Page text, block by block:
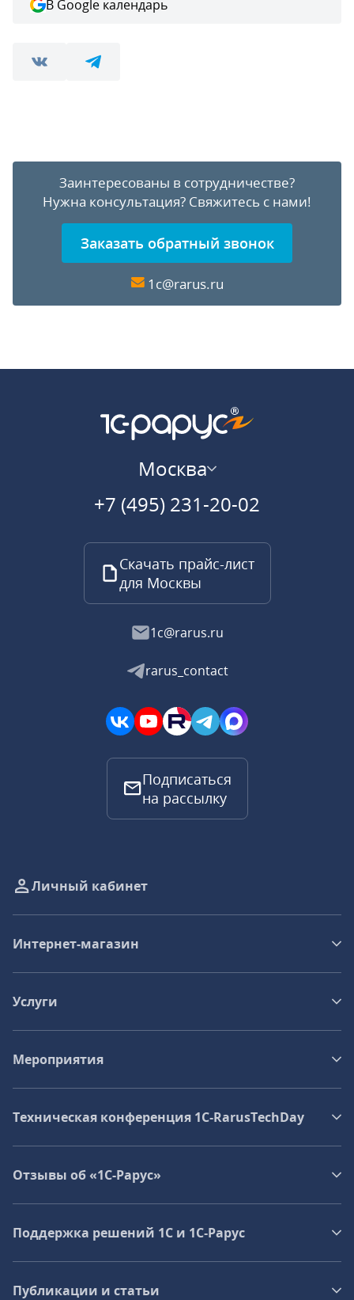
В Google календарь
Заинтересованы в сотрудничестве?
Нужна консультация? Свяжитесь с нами!
Заказать обратный звонок
1c@rarus.ru
Москва
+7 (495) 231-20-02
Скачать прайс-лист
для Москвы
1c@rarus.ru
rarus_contact
Подписаться
на рассылку
Личный кабинет
Интернет-магазин
Услуги
Мероприятия
Техническая конференция 1C‑RarusTechDay
Отзывы об «1С-Рарус»
Поддержка решений 1С и 1С‑Рарус
Публикации и статьи